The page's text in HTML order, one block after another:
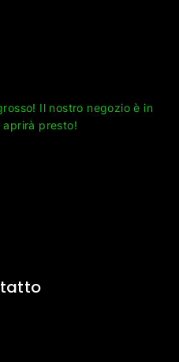
Il nostro negozio è in
aprirà presto!